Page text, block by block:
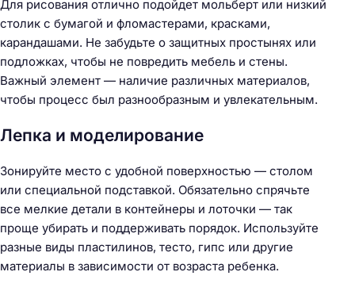
Для рисования отлично подойдет мольберт или низкий
столик с бумагой и фломастерами, красками,
карандашами. Не забудьте о защитных простынях или
подложках, чтобы не повредить мебель и стены.
Важный элемент — наличие различных материалов,
чтобы процесс был разнообразным и увлекательным.
Лепка и моделирование
Зонируйте место с удобной поверхностью — столом
или специальной подставкой. Обязательно спрячьте
все мелкие детали в контейнеры и лоточки — так
проще убирать и поддерживать порядок. Используйте
разные виды пластилинов, тесто, гипс или другие
материалы в зависимости от возраста ребенка.